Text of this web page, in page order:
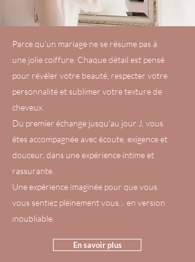
Parce qu’un mariage ne se résume pas à
une jolie coiffure. Chaque détail est pensé
pour révéler votre beauté, respecter votre
personnalité et sublimer votre texture de
cheveux.
Du premier échange jusqu’au jour J, vous
êtes accompagnée avec écoute, exigence et
douceur, dans une expérience intime et
rassurante.
Une expérience imaginée pour que vous
vous sentiez pleinement vous… en version
inoubliable.
En savoir plus